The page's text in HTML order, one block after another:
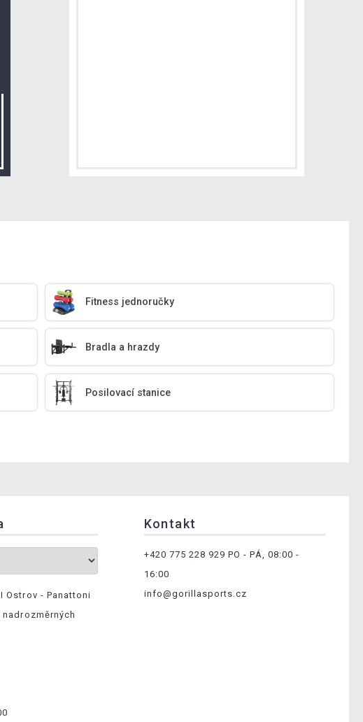
Fitness jednoručky
Bradla a hrazdy
Posilovací stanice
Ostrov - Panattoni
Kontakt
+420 775 228 929 PO - PÁ, 08:00 -
16:00
info@gorillasports.cz